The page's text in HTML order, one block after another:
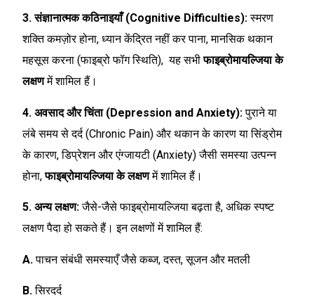
3. संज्ञानात्मक कठिनाइयाँ (Cognitive Difficulties):स्मरण
शक्ति कमज़ोर होना, ध्यान केंद्रित नहीं कर पाना, मानसिक थकान
महसूस करना (फाइब्रो फॉग स्थिति), यह सभीफाइब्रोमायल्जिया के
लक्षणमें शामिल हैं।
4. अवसाद और चिंता (Depression and Anxiety):पुराने या
लंबे समय से दर्द (Chronic Pain) और थकान के कारण या सिंड्रोम
के कारण, डिप्रेशन और एंग्जायटी (Anxiety) जैसी समस्या उत्पन्न
होना,फाइब्रोमायल्जिया के लक्षणमें शामिल हैं।
5. अन्य लक्षण:जैसे-जैसे फाइब्रोमायल्जिया बढ़ता है, अधिक स्पष्ट
लक्षण पैदा हो सकते हैं। इन लक्षणों में शामिल हैं:
A.पाचन संबंधी समस्याएँ जैसे कब्ज, दस्त, सूजन और मतली
B.सिरदर्द